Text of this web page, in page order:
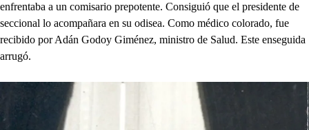
enfrentaba a un comisario prepotente. Consiguió que el presidente de
seccional lo acompañara en su odisea. Como médico colorado, fue
recibido por Adán Godoy Giménez, ministro de Salud. Este enseguida
arrugó.